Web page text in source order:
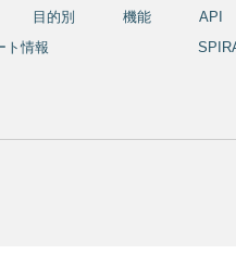
目的別 機能
API
ト情報